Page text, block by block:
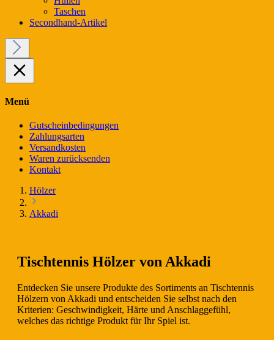
Taschen
Secondhand-Artikel
Menü
Gutscheinbedingungen
Zahlungsarten
Versandkosten
Waren zurücksenden
Kontakt
Hölzer
Akkadi
Tischtennis Hölzer von Akkadi
Entdecken Sie unsere Produkte des Sortiments an Tischtennis
Hölzern von Akkadi und entscheiden Sie selbst nach den
Kriterien: Geschwindigkeit, Härte und Anschlaggefühl,
welches das richtige Produkt für Ihr Spiel ist.